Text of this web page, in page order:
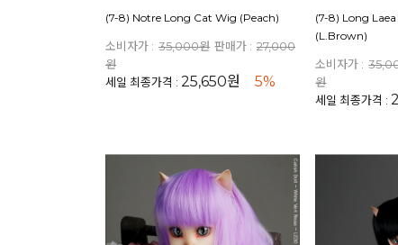
(7-8) Notre Long Cat Wig (Peach)
소비자가 : 35,000원 판매가 : 27,000
원
세일 최종가격 : 25,650원 5%
(7-8) Long
(L.Brown)
소비자가 :
원
세일 최종가격 :